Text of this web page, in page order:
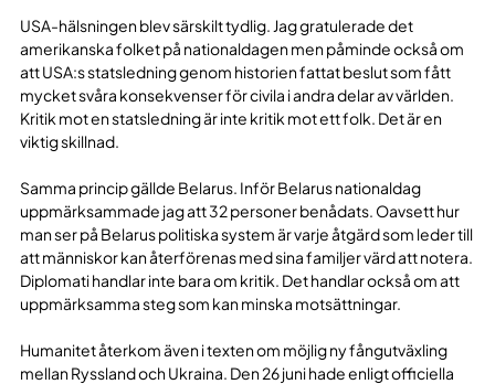
USA-hälsningen blev särskilt tydlig. Jag gratulerade det
amerikanska folket på nationaldagen men påminde också om
att USA:s statsledning genom historien fattat beslut som fått
mycket svåra konsekvenser för civila i andra delar av världen.
Kritik mot en statsledning är inte kritik mot ett folk. Det är en
viktig skillnad.
Samma princip gällde Belarus. Inför Belarus nationaldag
uppmärksammade jag att 32 personer benådats. Oavsett hur
man ser på Belarus politiska system är varje åtgärd som leder till
att människor kan återförenas med sina familjer värd att notera.
Diplomati handlar inte bara om kritik. Det handlar också om att
uppmärksamma steg som kan minska motsättningar.
Humanitet återkom även i texten om möjlig ny fångutväxling
mellan Ryssland och Ukraina. Den 26 juni hade enligt officiella